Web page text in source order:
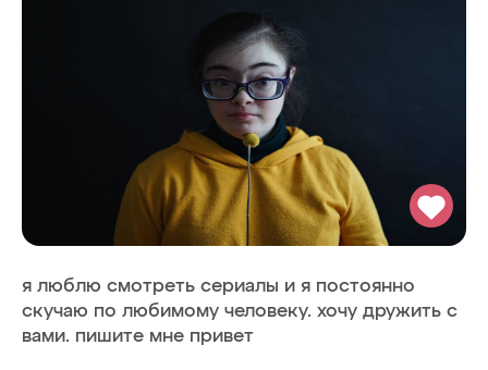
я люблю смотреть сериалы и я постоянно
скучаю по любимому человеку. хочу дружить с
вами. пишите мне привет